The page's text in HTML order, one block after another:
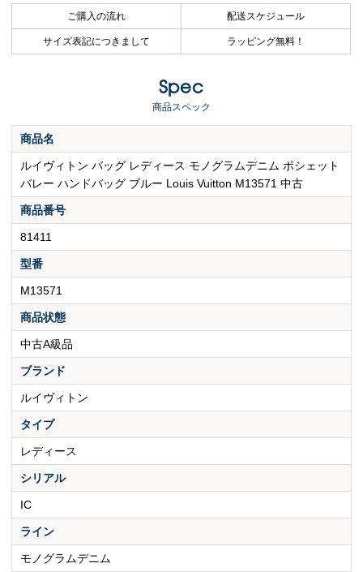
ご購入の流れ 配送スケジュール
サイズ表記につきまして ラッピング無料！
Spec
商品スペック
商品名
ルイヴィトン バッグ レディース モノグラムデニム ポシェット
バレー ハンドバッグ ブルー Louis Vuitton M13571 中古
商品番号
81411
型番
M13571
商品状態
中古A級品
ブランド
ルイヴィトン
タイプ
レディース
シリアル
IC
ライン
モノグラムデニム